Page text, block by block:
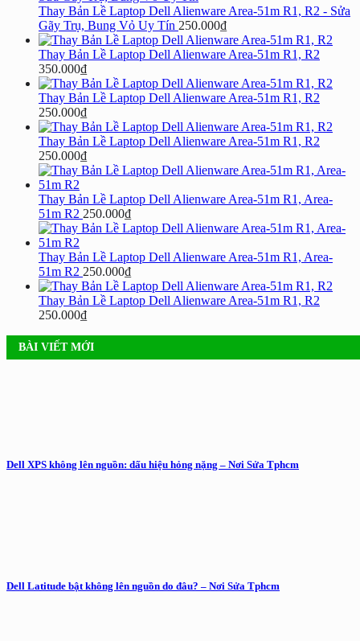
Thay Bản Lề Laptop Dell Alienware Area-51m R1, R2 - Sửa
Gãy Trụ, Bung Vỏ Uy Tín 250.000₫
Thay Bản Lề Laptop Dell Alienware Area-51m R1, R2
350.000₫
Thay Bản Lề Laptop Dell Alienware Area-51m R1, R2
250.000₫
Thay Bản Lề Laptop Dell Alienware Area-51m R1, R2
250.000₫
Thay Bản Lề Laptop Dell Alienware Area-51m R1, Area-
51m R2 250.000₫
Thay Bản Lề Laptop Dell Alienware Area-51m R1, Area-
51m R2 250.000₫
Thay Bản Lề Laptop Dell Alienware Area-51m R1, R2
250.000₫
BÀI VIẾT MỚI
Dell XPS không lên nguồn: dấu hiệu hỏng nặng – Nơi Sửa Tphcm
Dell Latitude bật không lên nguồn do đâu? – Nơi Sửa Tphcm